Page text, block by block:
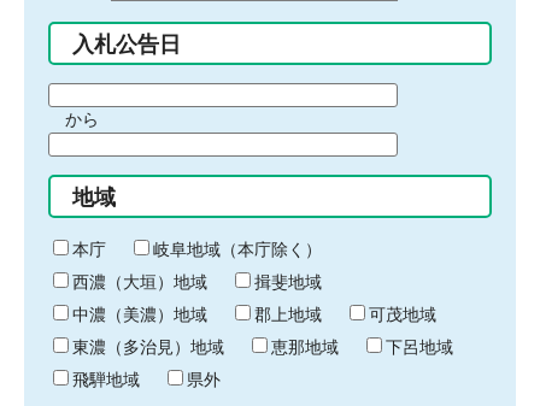
入札公告日
間
始
り
から
間
終
わ
り
地域
本庁
岐阜地域（本庁除く）
西濃（大垣）地域
揖斐地域
中濃（美濃）地域
郡上地域
可茂地域
東濃（多治見）地域
恵那地域
下呂地域
飛騨地域
県外